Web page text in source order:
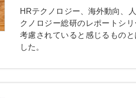
HRテクノロジー、海外動向、
クノロジー総研のレポートシ
考慮されていると感じるもの
した。